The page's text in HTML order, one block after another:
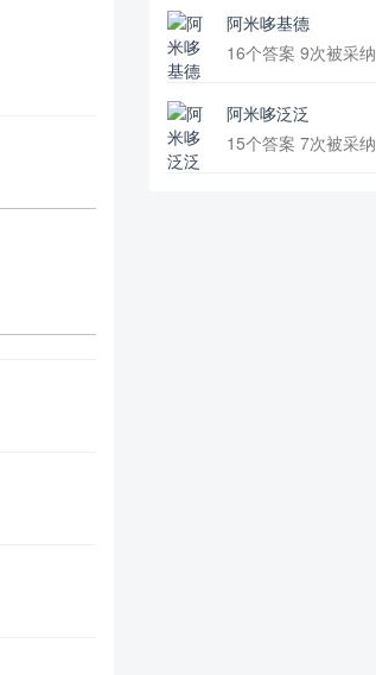
阿米哆基德
16个答案 9次被采纳
阿米哆泛泛
15个答案 7次被采纳